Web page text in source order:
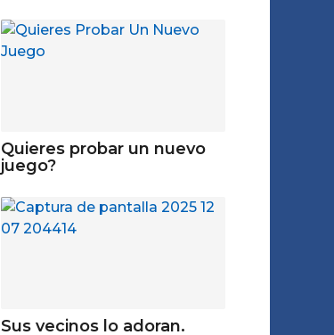
Quieres probar un nuevo
juego?
Sus vecinos lo adoran.